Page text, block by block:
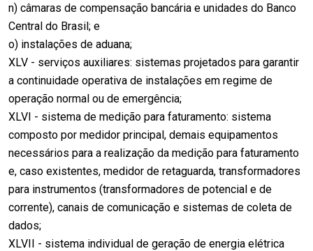
n) câmaras de compensação bancária e unidades do Banco
Central do Brasil; e
o) instalações de aduana;
XLV - serviços auxiliares: sistemas projetados para garantir
a continuidade operativa de instalações em regime de
operação normal ou de emergência;
XLVI - sistema de medição para faturamento: sistema
composto por medidor principal, demais equipamentos
necessários para a realização da medição para faturamento
e, caso existentes, medidor de retaguarda, transformadores
para instrumentos (transformadores de potencial e de
corrente), canais de comunicação e sistemas de coleta de
dados;
XLVII - sistema individual de geração de energia elétrica